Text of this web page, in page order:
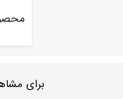
برای